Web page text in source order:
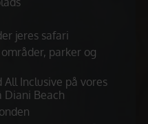
jeres safari
parker og
Inclusive på vores
Diani Beach